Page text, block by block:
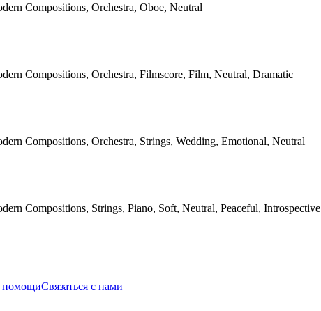
Compositions, Orchestra, Oboe, Neutral
Compositions, Orchestra, Filmscore, Film, Neutral, Dramatic
Compositions, Orchestra, Strings, Wedding, Emotional, Neutral
Compositions, Strings, Piano, Soft, Neutral, Peaceful, Introspective
помощиСвязаться с нами